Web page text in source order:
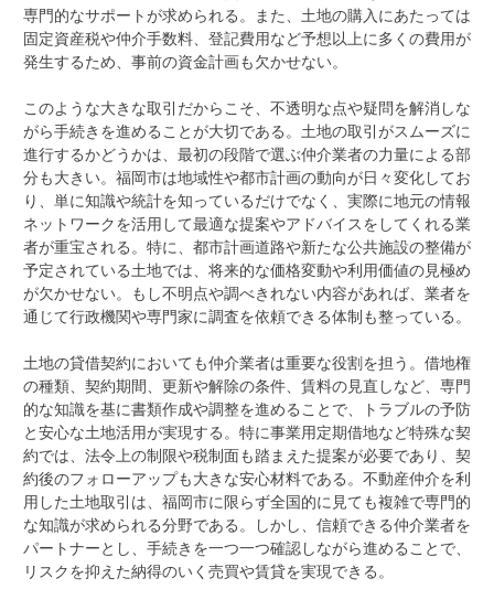
専門的なサポートが求められる。また、土地の購入にあたっては
固定資産税や仲介手数料、登記費用など予想以上に多くの費用が
発生するため、事前の資金計画も欠かせない。
このような大きな取引だからこそ、不透明な点や疑問を解消しな
がら手続きを進めることが大切である。土地の取引がスムーズに
進行するかどうかは、最初の段階で選ぶ仲介業者の力量による部
分も大きい。福岡市は地域性や都市計画の動向が日々変化してお
り、単に知識や統計を知っているだけでなく、実際に地元の情報
ネットワークを活用して最適な提案やアドバイスをしてくれる業
者が重宝される。特に、都市計画道路や新たな公共施設の整備が
予定されている土地では、将来的な価格変動や利用価値の見極め
が欠かせない。もし不明点や調べきれない内容があれば、業者を
通じて行政機関や専門家に調査を依頼できる体制も整っている。
土地の貸借契約においても仲介業者は重要な役割を担う。借地権
の種類、契約期間、更新や解除の条件、賃料の見直しなど、専門
的な知識を基に書類作成や調整を進めることで、トラブルの予防
と安心な土地活用が実現する。特に事業用定期借地など特殊な契
約では、法令上の制限や税制面も踏まえた提案が必要であり、契
約後のフォローアップも大きな安心材料である。不動産仲介を利
用した土地取引は、福岡市に限らず全国的に見ても複雑で専門的
な知識が求められる分野である。しかし、信頼できる仲介業者を
パートナーとし、手続きを一つ一つ確認しながら進めることで、
リスクを抑えた納得のいく売買や賃貸を実現できる。